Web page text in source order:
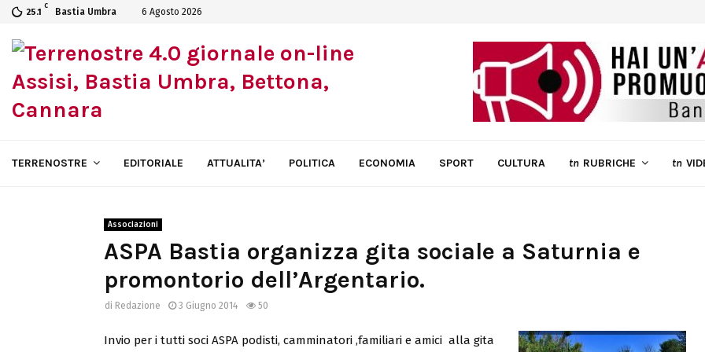
25.1
C
Bastia Umbra 6 Agosto 2026
TERRENOSTRE EDITORIALE ATTUALITA’ POLITICA ECONOMIA SPORT CULTURA tn RUBRICHE tn
Associazioni
ASPA Bastia organizza gita sociale a Saturnia e
promontorio dell’Argentario.
di Redazione 3 Giugno 2014 50
Invio per i tutti soci ASPA podisti, camminatori ,familiari e amici alla gita